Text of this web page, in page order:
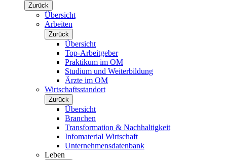
Zurück
Übersicht
Arbeiten
Zurück
Übersicht
Top-Arbeitgeber
Praktikum im OM
Studium und Weiterbildung
Ärzte im OM
Wirtschaftsstandort
Zurück
Übersicht
Branchen
Transformation & Nachhaltigkeit
Infomaterial Wirtschaft
Unternehmensdatenbank
Leben